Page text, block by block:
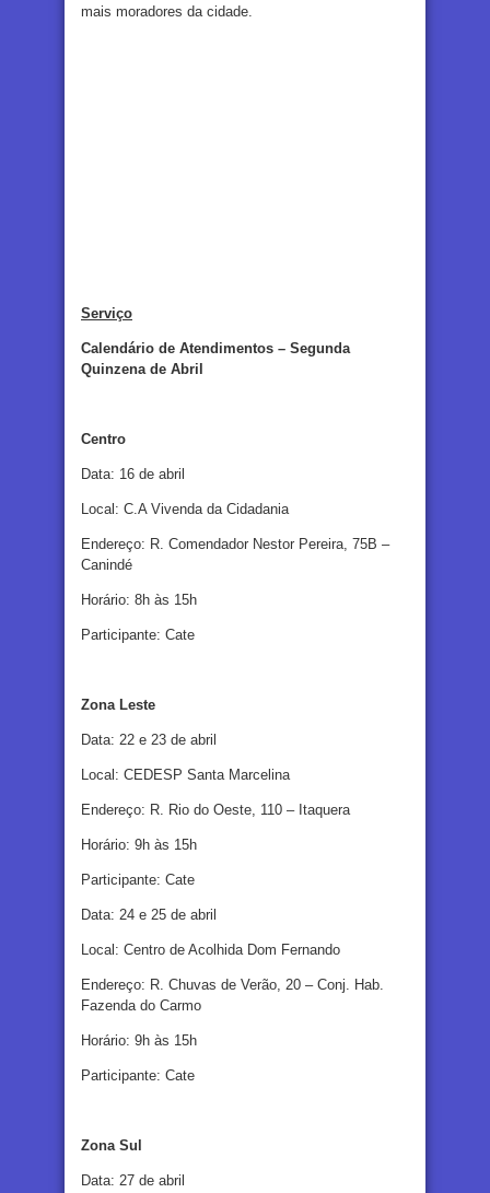
mais moradores da cidade.
Serviço
Calendário de Atendimentos – Segunda
Quinzena de Abril
Centro
Data: 16 de abril
Local: C.A Vivenda da Cidadania
Endereço: R. Comendador Nestor Pereira, 75B –
Canindé
Horário: 8h às 15h
Participante: Cate
Zona Leste
Data: 22 e 23 de abril
Local: CEDESP Santa Marcelina
Endereço: R. Rio do Oeste, 110 – Itaquera
Horário: 9h às 15h
Participante: Cate
Data: 24 e 25 de abril
Local: Centro de Acolhida Dom Fernando
Endereço: R. Chuvas de Verão, 20 – Conj. Hab.
Fazenda do Carmo
Horário: 9h às 15h
Participante: Cate
Zona Sul
Data: 27 de abril